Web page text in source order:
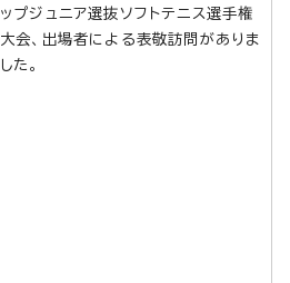
ップジュニア選抜ソフトテニス選手権
大会、出場者による表敬訪問がありま
した。